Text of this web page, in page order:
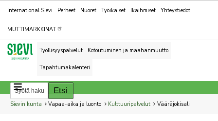
Kohderyhmät
International Sievi Perheet Nuoret Työikäiset Ikäihmiset Yhteystiedot
MUTTIMARKKINAT
Työllisyyspalvelut Kotoutuminen ja maahanmuutto
Tapahtumakalenteri
Breadcrumbs
You
Sievin kunta Vapaa-aika ja luonto Kulttuuripalvelut Vääräjokisali